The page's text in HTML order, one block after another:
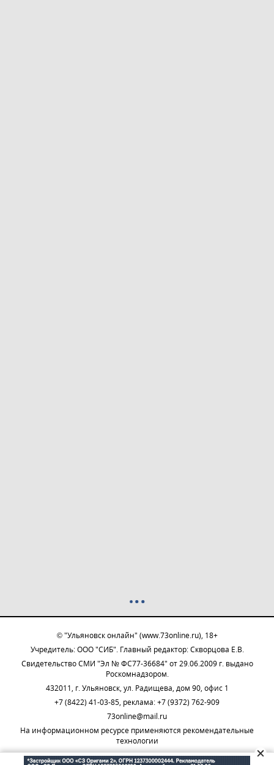
© "Ульяновск онлайн" (www.73online.ru), 18+
Учредитель: ООО "СИБ". Главный редактор: Скворцова Е.В.
Свидетельство СМИ "Эл № ФС77-36684" от 29.06.2009 г. выдано
Роскомнадзором.
432011, г. Ульяновск, ул. Радищева, дом 90, офис 1
+7 (8422) 41-03-85, реклама: +7 (9372) 762-909
73online@mail.ru
На информационном ресурсе применяются рекомендательные
технологии